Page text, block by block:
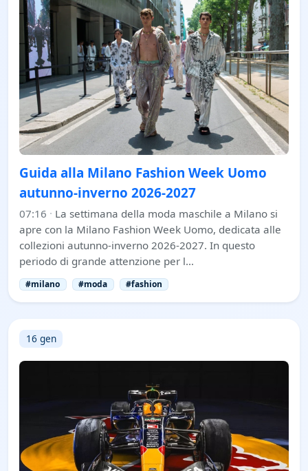
Guida alla Milano Fashion Week Uomo
autunno-inverno 2026-2027
07:16 · La settimana della moda maschile a Milano si
apre con la Milano Fashion Week Uomo, dedicata alle
collezioni autunno-inverno 2026-2027. In questo
periodo di grande attenzione per l…
#milano #moda #fashion
16 gen